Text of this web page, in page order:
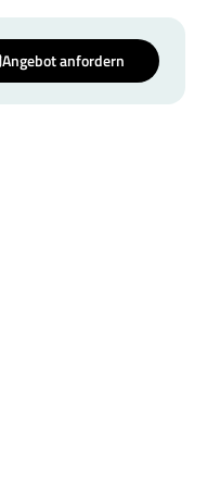
Angebot anfordern